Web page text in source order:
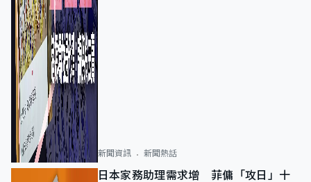
新聞資訊 新聞熱話
日本家務助理需求增 菲傭「攻日」十